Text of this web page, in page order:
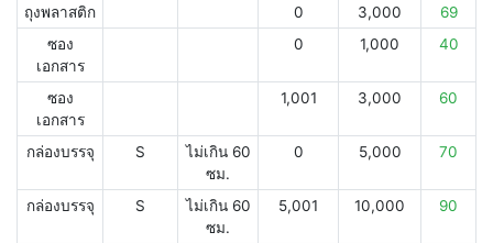
ถุงพลาสติก
0 3,000
69
ซอง
เอกสาร
0 1,000 40
ซอง
เอกสาร
1,001 3,000 60
กล่องบรรจุ S
ไม่เกิน 60
ซม.
0 5,000 70
กล่องบรรจุ S
ไม่เกิน 60
ซม.
5,001 10,000 90